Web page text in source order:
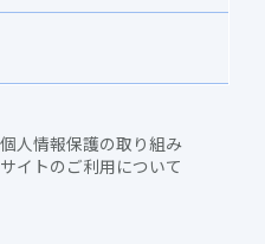
個人情報保護の取り組み
サイトのご利用について